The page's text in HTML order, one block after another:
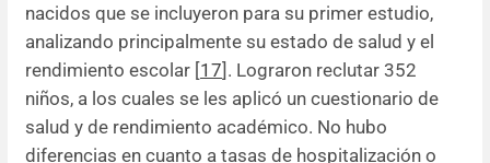
nacidos que se incluyeron para su primer estudio,
analizando principalmente su estado de salud y el
rendimiento escolar [17]. Lograron reclutar 352
niños, a los cuales se les aplicó un cuestionario de
salud y de rendimiento académico. No hubo
diferencias en cuanto a tasas de hospitalización o